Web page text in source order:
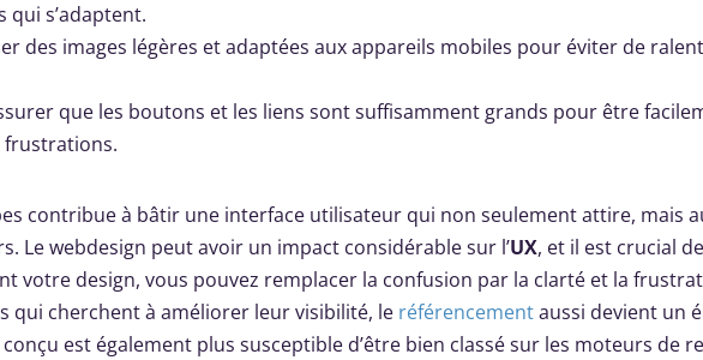
qui s’adaptent.
des images légères et adaptées aux appareils mobiles pour éviter de
que les boutons et les liens sont suffisamment grands pour être
frustrations.
contribue à bâtir une interface utilisateur qui non seulement attire, mais
Le webdesign peut avoir un impact considérable sur l’UX, et il est crucial
votre design, vous pouvez remplacer la confusion par la clarté et la
qui cherchent à améliorer leur visibilité, le référencementaussi devient un
est également plus susceptible d’être bien classé sur les moteurs de